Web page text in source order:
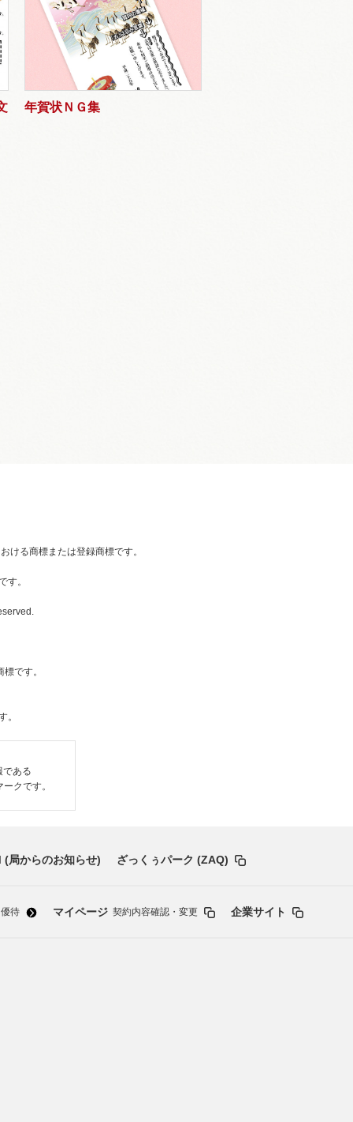
年賀状ＮＧ集
ける商標または登録商標です。
す。
です。
。
である
クです。
局からのお知らせ) ざっくぅパーク (ZAQ)
待 マイページ 契約内容確認・変更 企業サイト